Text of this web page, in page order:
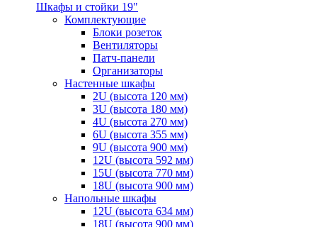
Шкафы и стойки 19"
Комплектующие
Блоки розеток
Вентиляторы
Патч-панели
Организаторы
Настенные шкафы
2U (высота 120 мм)
3U (высота 180 мм)
4U (высота 270 мм)
6U (высота 355 мм)
9U (высота 900 мм)
12U (высота 592 мм)
15U (высота 770 мм)
18U (высота 900 мм)
Напольные шкафы
12U (высота 634 мм)
18U (высота 900 мм)